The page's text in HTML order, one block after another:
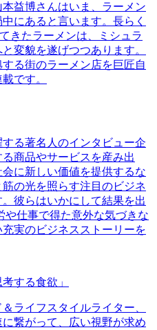
益博さんはいま、ラーメン
にあると言います。長らく
きたラーメンは、ミシュラ
変貌を遂げつつあります。
る街のラーメン店を巨匠自
です。
る著名人のインタビュー企
商品やサービスを産み出
に新しい価値を提供するな
の光を照らす注目のビジネ
彼らはいかにして結果を出
や仕事で得た意外な気づきな
実のビジネスストーリーを
する食欲」
ライフスタイルライター、
繋がって、広い視野が求め